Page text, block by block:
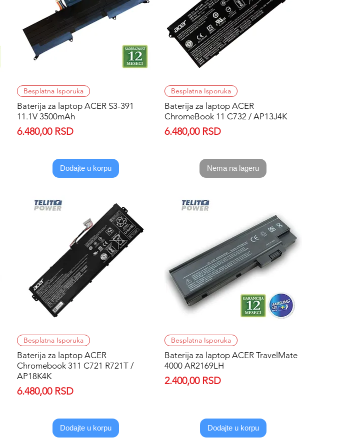
Quick View
Besplatna Isporuka
Baterija za laptop ACER S3-391
11.1V 3500mAh
Price
6.480,00 RSD
Dodajte u korpu
Quick View
Besplatna Isporuka
Baterija za laptop ACER
ChromeBook 11 C732 / AP13J4K
Price
6.480,00 RSD
Nema na lageru
Quick View
Besplatna Isporuka
Baterija za laptop ACER
Chromebook 311 C721 R721T /
AP18K4K
Price
6.480,00 RSD
Dodajte u korpu
Quick View
Besplatna Isporuka
Baterija za laptop ACER TravelMate
4000 AR2169LH
Price
2.400,00 RSD
Dodajte u korpu